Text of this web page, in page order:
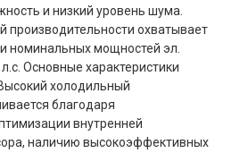
и низкий уровень шума.
производительности охватывает
номинальных мощностей эл.
Основные характеристики
холодильный
благодаря
внутренней
наличию высокоэффективных